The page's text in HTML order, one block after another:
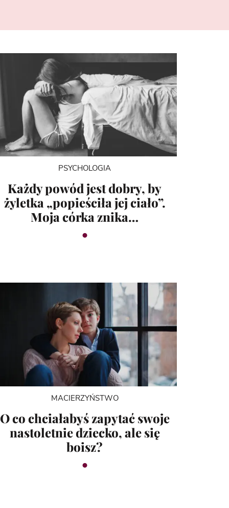
PSYCHOLOGIA
Każdy powód jest dobry, by
żyletka „popieściła jej ciało”.
Moja córka znika…
MACIERZYŃSTWO
O co chciałabyś zapytać swoje
nastoletnie dziecko, ale się
boisz?